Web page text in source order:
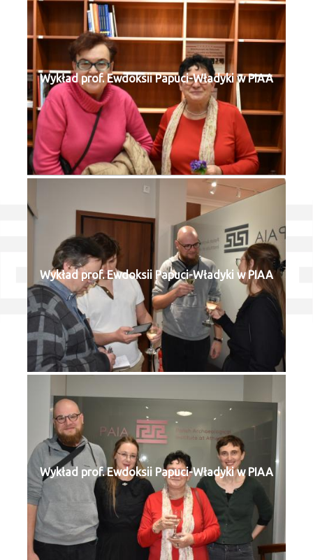
Wykład prof. Ewdoksii Papuci-Władyki w PIAA
Wykład prof. Ewdoksii Papuci-Władyki w PIAA
Wykład prof. Ewdoksii Papuci-Władyki w PIAA